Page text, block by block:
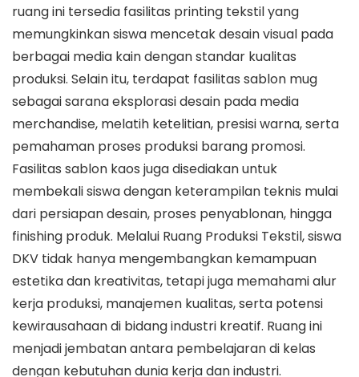
ruang ini tersedia fasilitas printing tekstil yang
memungkinkan siswa mencetak desain visual pada
berbagai media kain dengan standar kualitas
produksi. Selain itu, terdapat fasilitas sablon mug
sebagai sarana eksplorasi desain pada media
merchandise, melatih ketelitian, presisi warna, serta
pemahaman proses produksi barang promosi.
Fasilitas sablon kaos juga disediakan untuk
membekali siswa dengan keterampilan teknis mulai
dari persiapan desain, proses penyablonan, hingga
finishing produk. Melalui Ruang Produksi Tekstil, siswa
DKV tidak hanya mengembangkan kemampuan
estetika dan kreativitas, tetapi juga memahami alur
kerja produksi, manajemen kualitas, serta potensi
kewirausahaan di bidang industri kreatif. Ruang ini
menjadi jembatan antara pembelajaran di kelas
dengan kebutuhan dunia kerja dan industri.